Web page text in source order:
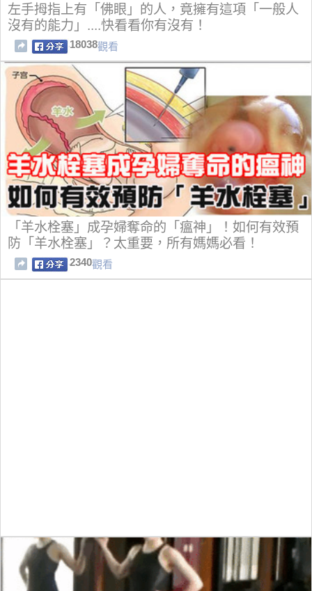
左手拇指上有「佛眼」的人，竟擁有這項「一般人
沒有的能力」....快看看你有沒有！
18038觀看
「羊水栓塞」成孕婦奪命的「瘟神」！如何有效預
防「羊水栓塞」？太重要，所有媽媽必看！
2340觀看